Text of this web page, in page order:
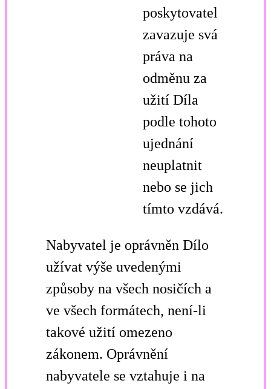
poskytovatel
zavazuje svá
práva na
odměnu za
užití Díla
podle tohoto
ujednání
neuplatnit
nebo se jich
tímto vzdává.
Nabyvatel je oprávněn Dílo
užívat výše uvedenými
způsoby na všech nosičích a
ve všech formátech, není-li
takové užití omezeno
zákonem. Oprávnění
nabyvatele se vztahuje i na